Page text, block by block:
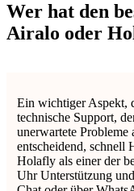
Wer hat den
Airalo oder
Ein wichtiger Aspekt,
technische Support,
unerwartete Probleme
entscheidend, schnell
Holafly als einer der
Uhr Unterstützung